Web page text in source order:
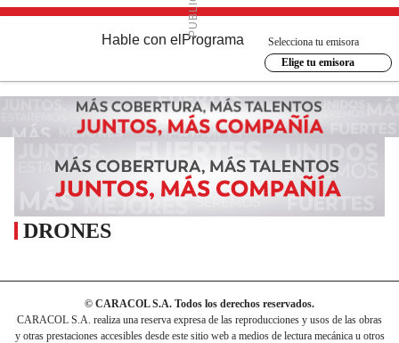
Hable con el Programa
Selecciona tu emisora
Elige tu emisora
DRONES
© CARACOL S.A. Todos los derechos reservados.
CARACOL S.A. realiza una reserva expresa de las reproducciones y usos de las obras
y otras prestaciones accesibles desde este sitio web a medios de lectura mecánica u otros